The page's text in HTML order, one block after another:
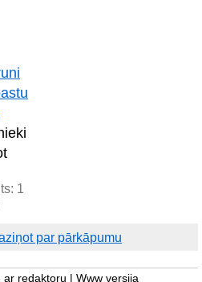
1
par pārkāpumu
ar redaktoru Www versija